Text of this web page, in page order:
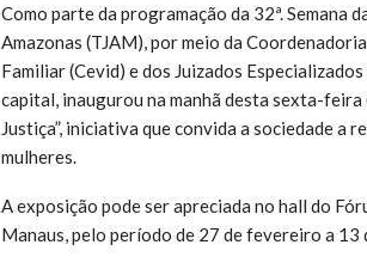
Como parte da programação da 32ª. Semana
Amazonas (TJAM), por meio da
Familiar (Cevid) e dos Juizados
capital, inaugurou na manhã desta sexta-
Justiça”, iniciativa que convida a sociedade
mulheres.
A exposição pode ser apreciada no hall do
Manaus, pelo período de 27 de fevereiro a 13